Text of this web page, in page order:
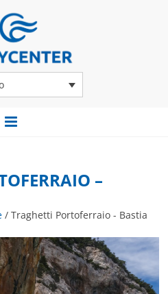
–
/Traghetti Portoferraio - Bastia